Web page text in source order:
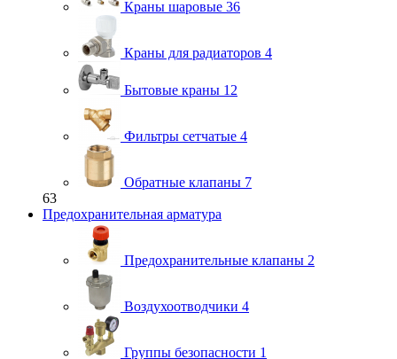
Краны шаровые 36
Краны для радиаторов 4
Бытовые краны 12
Фильтры сетчатые 4
Обратные клапаны 7
63
Предохранительная арматура
Предохранительные клапаны 2
Воздухоотводчики 4
Группы безопасности 1